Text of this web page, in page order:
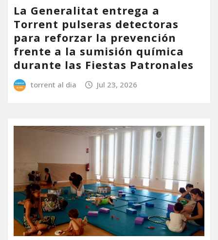
La Generalitat entrega a
Torrent pulseras detectoras
para reforzar la prevención
frente a la sumisión química
durante las Fiestas Patronales
torrent al dia Jul 23, 2026